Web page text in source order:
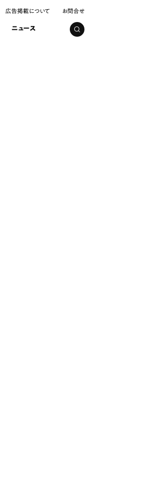
広告掲載について お問合せ
ニュース